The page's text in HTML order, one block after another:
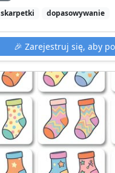
skarpetki dopasowywanie
🎉 Zarejestruj się, aby